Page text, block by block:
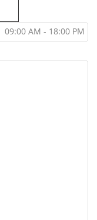
09:00 AM - 18:00 PM